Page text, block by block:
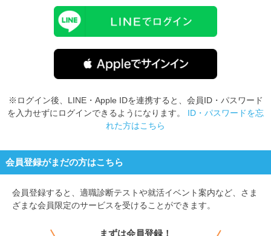
※ログイン後、LINE・Apple IDを連携すると、会員ID・パスワード
を入力せずにログインできるようになります。 ID・パスワードを忘
れた方はこちら
会員登録がまだの方はこちら
会員登録すると、 適職診断テストや就活イベント案内など、さま
ざまな会員限定のサービスを受けることができます。
まずは会員登録！